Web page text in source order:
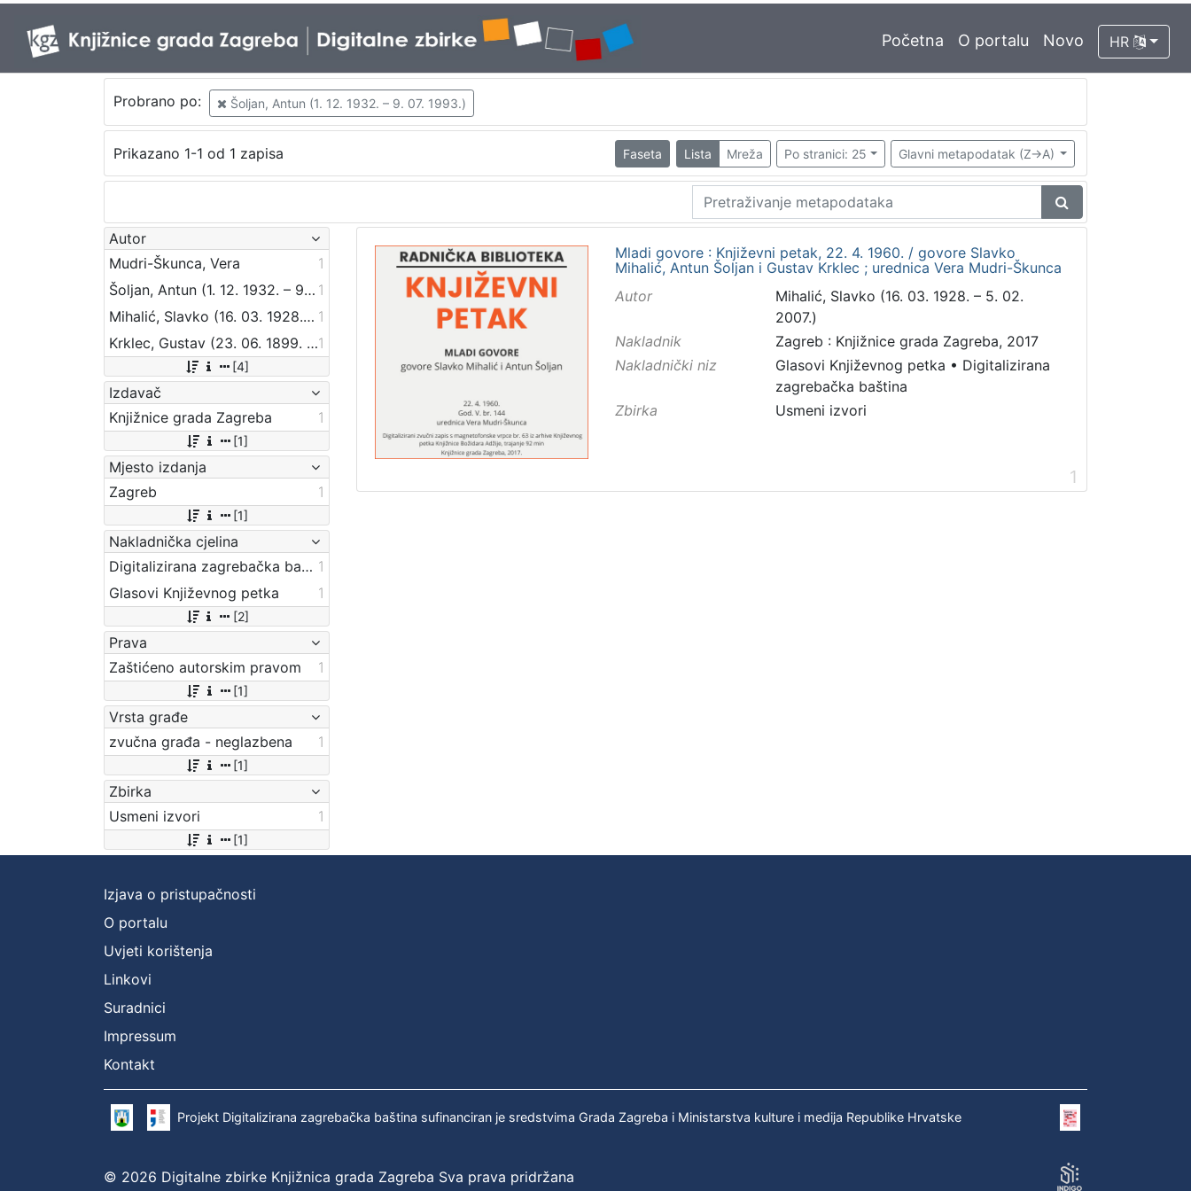
Početna O portalu Novo HR
Probrano po: Šoljan, Antun (1. 12. 1932. – 9. 07. 1993.)
Prikazano 1-1 od 1 zapisa Faseta Lista Mreža Po stranici: 25 Glavni metapodatak (Z->A)
Autor
Mudri-Škunca, Vera
1
Šoljan, Antun (1. 12. 1932. – 9. 07. 1993.) 1
Mihalić, Slavko (16. 03. 1928. – 5. 02. 2007.) 1
Krklec, Gustav (23. 06. 1899. – 30. 10. 1977)1
[4]
Izdavač
Knjižnice grada Zagreba
1
[1]
Mjesto izdanja
Zagreb
1
[1]
Nakladnička cjelina
Digitalizirana zagrebačka baština 1
Glasovi Književnog petka
1
[2]
Prava
Zaštićeno autorskim pravom
1
[1]
Vrsta građe
zvučna građa - neglazbena
1
[1]
Zbirka
Usmeni izvori
1
[1]
Mladi govore : Književni petak, 22. 4. 1960. / govore Slavko
Mihalić, Antun Šoljan i Gustav Krklec ; urednica Vera Mudri-Škunca
Autor
Mihalić, Slavko (16. 03. 1928. – 5. 02.
2007.)
Nakladnik
Zagreb : Knjižnice grada Zagreba, 2017
Nakladnički niz
Glasovi Književnog petka • Digitalizirana
zagrebačka baština
Zbirka
Usmeni izvori
1
Izjava o pristupačnosti
O portalu
Uvjeti korištenja
Linkovi
Suradnici
Impressum
Kontakt
Projekt Digitalizirana zagrebačka baština sufinanciran je sredstvima Grada Zagreba i Ministarstva kulture i medija Republike Hrvatske
© 2026 Digitalne zbirke Knjižnica grada Zagreba Sva prava pridržana